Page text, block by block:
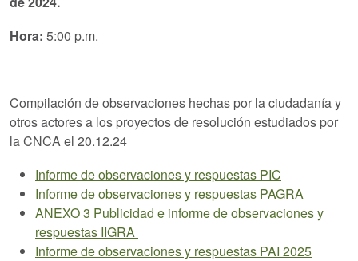
Hora: 5:00 p.m.
Compilación de observaciones hechas por la ciudadanía y
otros actores a los proyectos de resolución estudiados por
la CNCA el 20.12.24
Informe de observaciones y respuestas PIC
Informe de observaciones y respuestas PAGRA
ANEXO 3 Publicidad e informe de observaciones y
respuestas IIGRA
Informe de observaciones y respuestas PAI 2025